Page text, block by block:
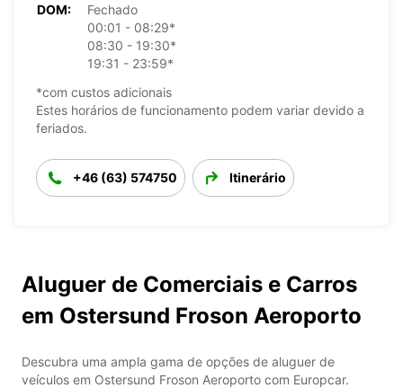
DOM:
Fechado
00:01 - 08:29*
08:30 - 19:30*
19:31 - 23:59*
*com custos adicionais
Estes horários de funcionamento podem variar devido a
feriados.
+46 (63) 574750 Itinerário
Aluguer de Comerciais e Carros
em Ostersund Froson Aeroporto
Descubra uma ampla gama de opções de aluguer de
veículos em Ostersund Froson Aeroporto com Europcar.